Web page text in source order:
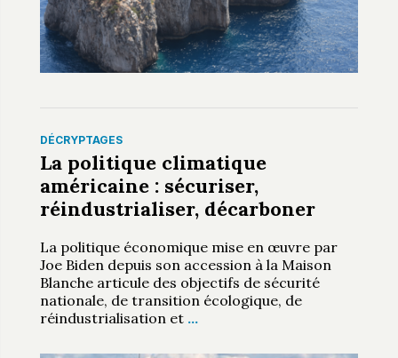
DÉCRYPTAGES
La politique climatique
américaine : sécuriser,
réindustrialiser, décarboner
La politique économique mise en œuvre par
Joe Biden depuis son accession à la Maison
Blanche articule des objectifs de sécurité
nationale, de transition écologique, de
réindustrialisation et …